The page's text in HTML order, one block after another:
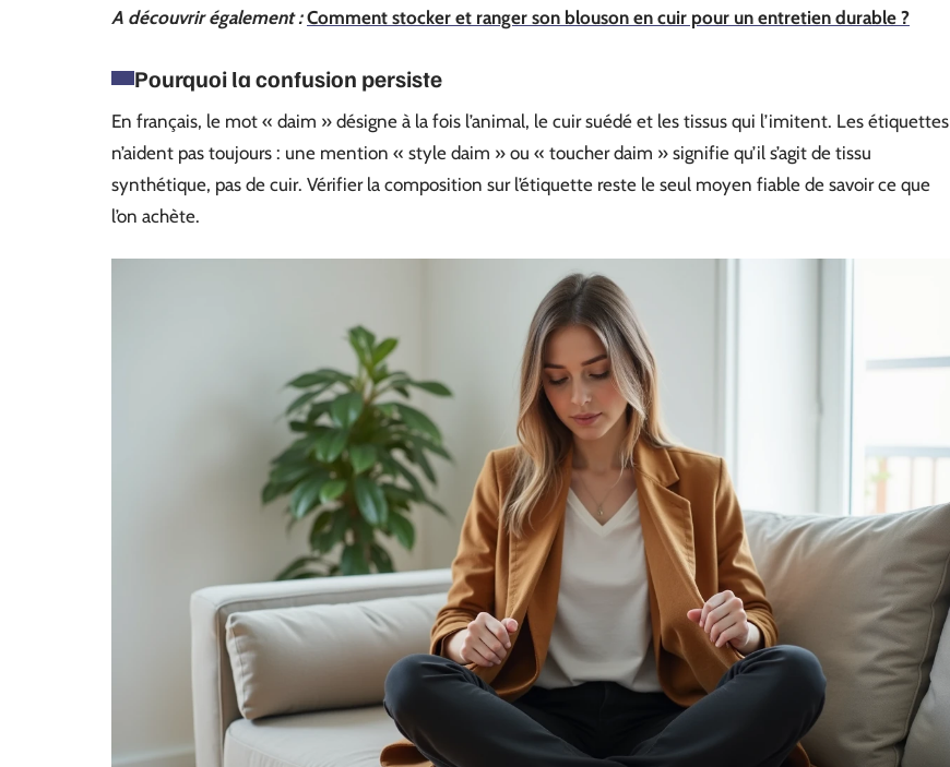
A découvrir également : Comment stocker et ranger son blouson en cuir pour un entretien durable ?
Pourquoi la confusion persiste
En français, le mot « daim » désigne à la fois l’animal, le cuir suédé et les tissus qui l’imitent. Les étiquettes
n’aident pas toujours : une mention « style daim » ou « toucher daim » signifie qu’il s’agit de tissu
synthétique, pas de cuir. Vérifier la composition sur l’étiquette reste le seul moyen fiable de savoir ce que
l’on achète.